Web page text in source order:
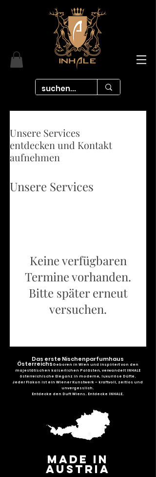
Unsere Services
entdecken und Kontakt
aufnehmen
Unsere Services
Keine verfügbaren
Termine vorhanden.
Bitte später erneut
versuchen.
Das erste Nischenparfumhaus
Österreichs Geboren in Wien und inspiriert von den
majestätischen kaiserlichen Palästen, verwandelt INHALE
österreichische Eleganz in moderne, luxuriöse Düfte.
Jeder Flakon ist ein Wiener Kunstwerk – kraftvoll, zeitlos und
unvergesslich.
Entdecke den Duft Wiens. Entdecke INHALE.
MADE IN
AUSTRIA